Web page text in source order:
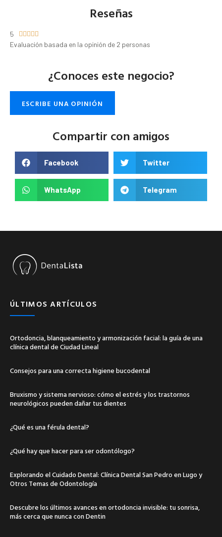
Reseñas
5     
Evaluación basada en la opinión de 2 personas
¿Conoces este negocio?
ESCRIBE UNA OPINIÓN
Compartir con amigos
Facebook Twitter
WhatsApp Telegram
ÚLTIMOS ARTÍCULOS
Ortodoncia, blanqueamiento y armonización facial: la guía de una
clínica dental de Ciudad Lineal
Consejos para una correcta higiene bucodental
Bruxismo y sistema nervioso: cómo el estrés y los trastornos
neurológicos pueden dañar tus dientes
¿Qué es una férula dental?
¿Qué hay que hacer para ser odontólogo?
Explorando el Cuidado Dental: Clínica Dental San Pedro en Lugo y
Otros Temas de Odontología
Descubre los últimos avances en ortodoncia invisible: tu sonrisa,
más cerca que nunca con Dentin